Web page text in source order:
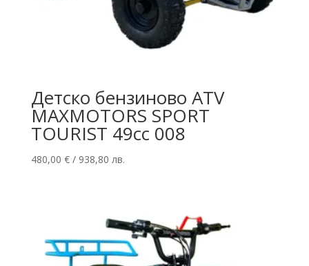
Детско бензиново ATV
MAXMOTORS SPORT
TOURIST 49cc 008
480,00 €/ 938,80 лв.